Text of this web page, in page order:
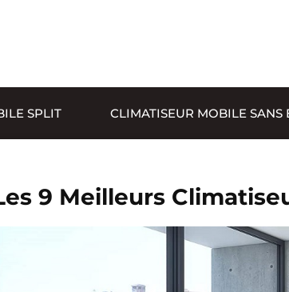
SPLIT CLIMATISEUR MOBILE SANS
9 Meilleurs